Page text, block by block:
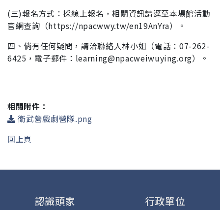
(三)報名方式：採線上報名，相關資訊請逕至本場館活動
官網查詢（https://npacwwy.tw/en19AnYra）。
四、 倘有任何疑問，請洽聯絡人林小姐 （電話：07-262-
6425，電子郵件： learning@npacweiwuying.org）。
相關附件：
衛武營戲劇營隊.png
回上頁
認識頭家 行政單位